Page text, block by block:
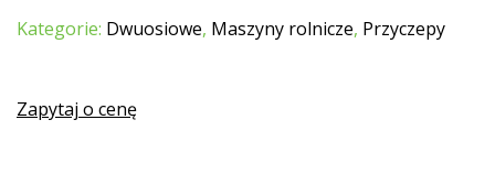
Kategorie: Dwuosiowe, Maszyny rolnicze, Przyczepy
Zapytaj o cenę